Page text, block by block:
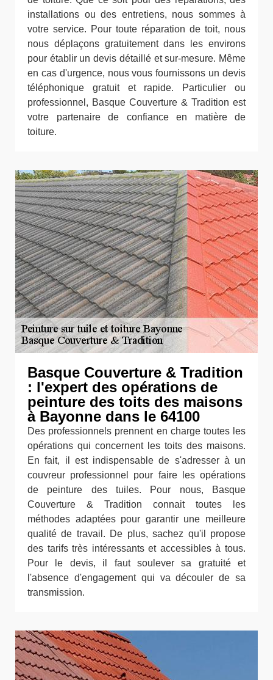
installations ou des entretiens, nous sommes à
votre service. Pour toute réparation de toit, nous
nous déplaçons gratuitement dans les environs
pour établir un devis détaillé et sur-mesure. Même
en cas d'urgence, nous vous fournissons un devis
téléphonique gratuit et rapide. Particulier ou
professionnel, Basque Couverture & Tradition est
votre partenaire de confiance en matière de
toiture.
Basque Couverture & Tradition
: l'expert des opérations de
peinture des toits des maisons
à Bayonne dans le 64100
Des professionnels prennent en charge toutes les
opérations qui concernent les toits des maisons.
En fait, il est indispensable de s'adresser à un
couvreur professionnel pour faire les opérations
de peinture des tuiles. Pour nous, Basque
Couverture & Tradition connait toutes les
méthodes adaptées pour garantir une meilleure
qualité de travail. De plus, sachez qu'il propose
des tarifs très intéressants et accessibles à tous.
Pour le devis, il faut soulever sa gratuité et
l'absence d'engagement qui va découler de sa
transmission.